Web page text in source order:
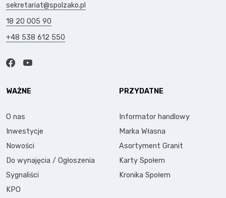
sekretariat@spolzako.pl
18 20 005 90
+48 538 612 550
WAŻNE
O nas
Inwestycje
Nowości
Do wynajęcia / Ogłoszenia
Sygnaliści
KPO
PRZYDATNE
Informator handlowy
Marka Własna
Asortyment Granit
Karty Społem
Kronika Społem